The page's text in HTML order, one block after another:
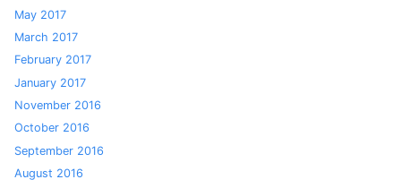
May 2017
March 2017
February 2017
January 2017
November 2016
October 2016
September 2016
August 2016